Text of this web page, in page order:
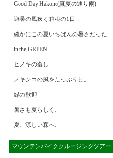
Good Day Hakone(真夏の通り雨)
避暑の風吹く箱根の1日
確かにこの夏いちばんの暑さだった…
in the GREEN
ヒノキの癒し
メキシコの風をたっぷりと。
緑の歓迎
暑さも夏らしく。
夏、涼しい森へ。
マウンテンバイククルージングツアー